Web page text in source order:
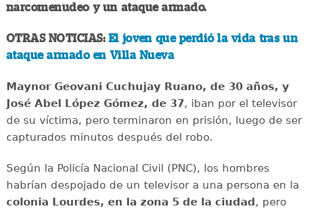
narcomenudeo y un ataque armado.
OTRAS NOTICIAS: El joven que perdió la vida tras un
ataque armado en Villa Nueva
Maynor Geovani Cuchujay Ruano, de 30 años, y
José Abel López Gómez, de 37, iban por el televisor
de su víctima, pero terminaron en prisión, luego de ser
capturados minutos después del robo.
Según la Policía Nacional Civil (PNC), los hombres
habrían despojado de un televisor a una persona en la
colonia Lourdes, en la zona 5 de la ciudad, pero